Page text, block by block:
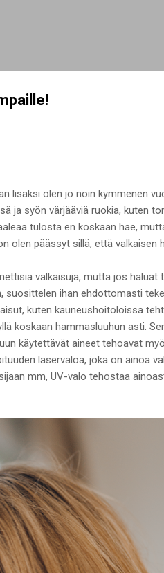
lisäksi olen jo noin kymmenen
ja syön värjääviä ruokia, kuten
tulosta en koskaan hae,
olen päässyt sillä, että valkaisen
valkaisuja, mutta jos haluat
suosittelen ihan ehdottomasti
kuten kauneushoitoloissa
koskaan hammasluuhun asti.
käytettävät aineet tehoavat
laservaloa, joka on ainoa
mm, UV-valo tehostaa